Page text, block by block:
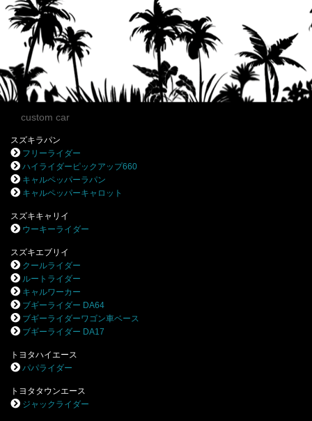
custom car
スズキラパン
フリーライダー
ハイライダーピックアップ660
キャルペッパーラパン
キャルペッパーキャロット
スズキキャリイ
ウーキーライダー
スズキエブリイ
クールライダー
ルートライダー
キャルワーカー
ブギーライダー DA64
ブギーライダーワゴン車ベース
ブギーライダー DA17
トヨタハイエース
パパライダー
トヨタタウンエース
ジャックライダー